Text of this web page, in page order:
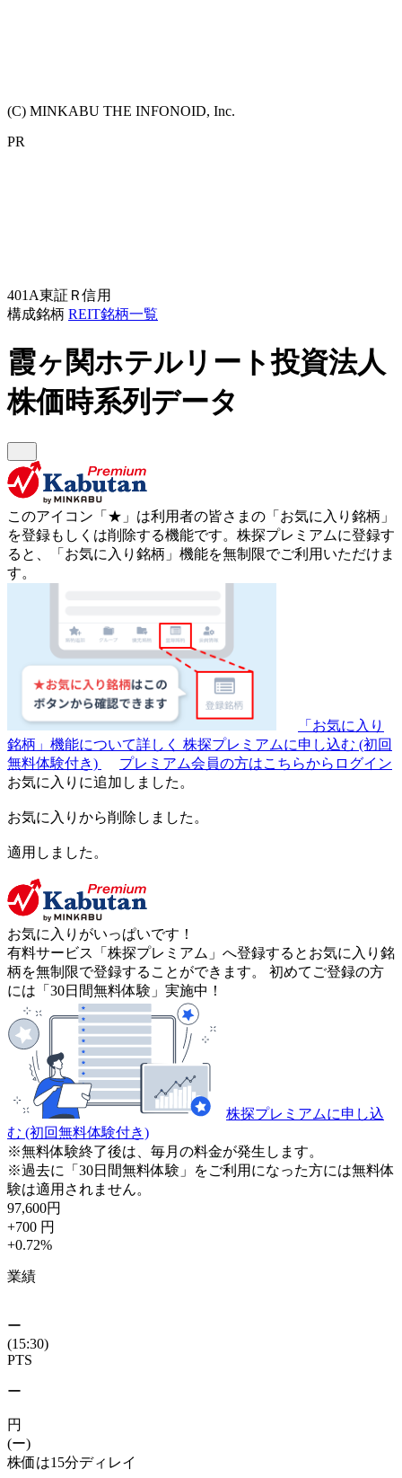
(C) MINKABU THE INFONOID, Inc.
PR
401A東証Ｒ信用
構成銘柄 REIT銘柄一覧
霞ヶ関ホテルリート投資法人
株価時系列データ
このアイコン 「★」 は利用者の皆さまの 「お気に入り銘柄」
を登録もしくは削除する機能です。 株探プレミアムに登録す
ると、「お気に入り銘柄」機能を無制限でご利用いただけま
す。
「お気に入り
銘柄」機能について詳しく 株探プレミアムに申し込む (初回
無料体験付き)
プレミアム会員の方はこちらからログイン
お気に入りに追加しました。
お気に入りから削除しました。
適用しました。
お気に入りがいっぱいです！
有料サービス「株探プレミアム」へ登録するとお気に入り銘
柄を無制限で登録することができます。 初めてご登録の方
には「30日間無料体験」実施中！
株探プレミアムに申し込
む (初回無料体験付き)
※無料体験終了後は、毎月の料金が発生します。
※過去に「30日間無料体験」をご利用になった方には無料体
験は適用されません。
97,600円
+700 円
+0.72%
業績
ー
(15:30)
PTS
ー
円
(ー)
株価は15分ディレイ